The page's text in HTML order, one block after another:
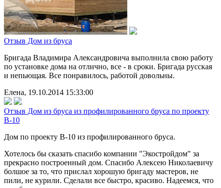
Отзыв Дом из бруса
Бригада Владимира Александровича выполнила свою работу
по установке дома на отлично, все - в сроки. Бригада русская
и непьющая. Все понравилось, работой довольны.
Елена, 19.10.2014 15:33:00
Отзыв Дом из бруса из профилированного бруса по проекту
В-10
Дом по проекту B-10 из профилированного бруса.
Хотелось бы сказать спасибо компании "Экостройдом" за
прекрасно построенный дом. Спасибо Алексею Николаевичу
болшое за то, что прислал хорошую бригаду мастеров, не
пили, не курили. Сделали все быстро, красиво. Надеемся, что